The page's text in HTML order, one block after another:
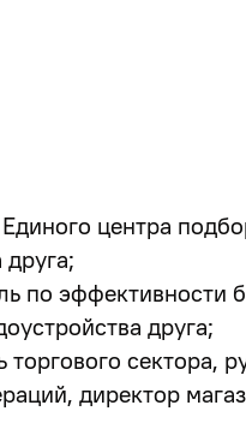
центра
по эффективности
друга;
сектора,
директор